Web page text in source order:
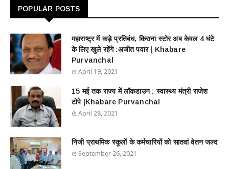
POPULAR POSTS
महाराष्ट्र में कड़े प्रतिबंध, किराना स्टोर अब केवल 4 घंटे
के लिए खुले रहेंगे :अजीत पवार | Khabare
Purvanchal
April 19, 2021
15 मई तक राज्य में लॉकडाउन : स्वास्थ्य मंत्री राजेश
टोपे |Khabare Purvanchal
April 28, 2021
निजी प्राथमिक स्कूलों के कर्मचारियों को सातवां वेतन जल्द
September 26, 2021